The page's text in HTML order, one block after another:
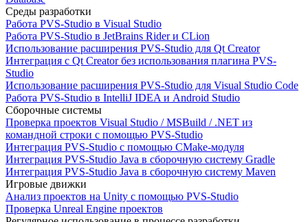
Среды разработки
Работа PVS-Studio в Visual Studio
Работа PVS-Studio в JetBrains Rider и CLion
Использование расширения PVS-Studio для Qt Creator
Интеграция с Qt Creator без использования плагина PVS-
Studio
Использование расширения PVS-Studio для Visual Studio Code
Работа PVS-Studio в IntelliJ IDEA и Android Studio
Сборочные системы
Проверка проектов Visual Studio / MSBuild / .NET из
командной строки с помощью PVS-Studio
Интеграция PVS-Studio с помощью CMake-модуля
Интеграция PVS-Studio Java в сборочную систему Gradle
Интеграция PVS-Studio Java в сборочную систему Maven
Игровые движки
Анализ проектов на Unity с помощью PVS-Studio
Проверка Unreal Engine проектов